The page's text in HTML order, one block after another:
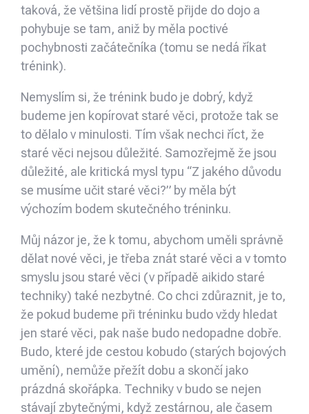
taková, že většina lidí prostě přijde do dojo a
pohybuje se tam, aniž by měla poctivé
pochybnosti začátečníka (tomu se nedá říkat
trénink).
Nemyslím si, že trénink budo je dobrý, když
budeme jen kopírovat staré věci, protože tak se
to dělalo v minulosti. Tím však nechci říct, že
staré věci nejsou důležité. Samozřejmě že jsou
důležité, ale kritická mysl typu “Z jakého důvodu
se musíme učit staré věci?” by měla být
výchozím bodem skutečného tréninku.
Můj názor je, že k tomu, abychom uměli správně
dělat nové věci, je třeba znát staré věci a v tomto
smyslu jsou staré věci (v případě aikido staré
techniky) také nezbytné. Co chci zdůraznit, je to,
že pokud budeme při tréninku budo vždy hledat
jen staré věci, pak naše budo nedopadne dobře.
Budo, které jde cestou kobudo (starých bojových
umění), nemůže přežít dobu a skončí jako
prázdná skořápka. Techniky v budo se nejen
stávají zbytečnými, když zestárnou, ale časem